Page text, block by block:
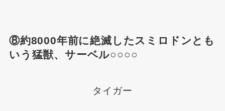
⑧約8000年前に絶滅したスミロドンとも
いう猛獣、サーベル○○○○
タイガー